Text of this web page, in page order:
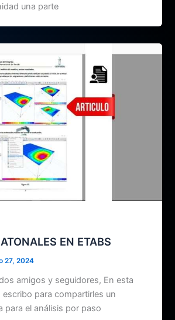
una parte
EN ETABS
27, 2024
amigos y seguidores, En esta
para compartirles un
para el análisis por paso